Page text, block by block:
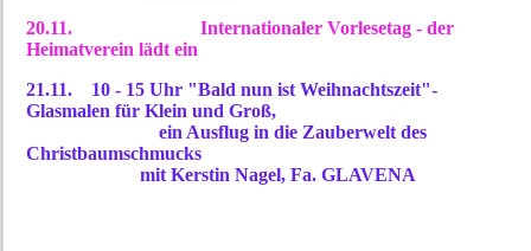
20.11. Internationaler Vorlesetag - der
Heimatverein lädt ein
21.11. 10 - 15 Uhr "Bald nun ist Weihnachtszeit"-
Glasmalen für Klein und Groß,
ein Ausflug in die Zauberwelt des
Christbaumschmucks
mit Kerstin Nagel, Fa. GLAVENA